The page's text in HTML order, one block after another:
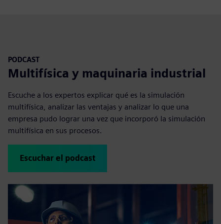
PODCAST
Multifísica y maquinaria industrial
Escuche a los expertos explicar qué es la simulación
multifísica, analizar las ventajas y analizar lo que una
empresa pudo lograr una vez que incorporó la simulación
multifísica en sus procesos.
Escuchar el podcast